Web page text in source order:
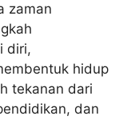
zaman
diri,
hidup
tekanan dari
dan